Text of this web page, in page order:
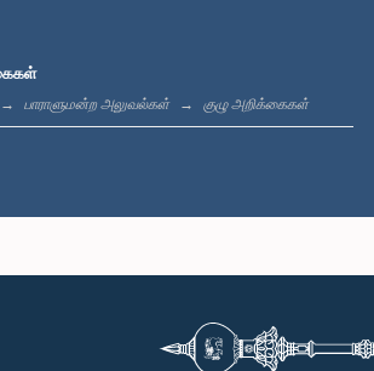
பாராளுமன்ற அலுவல்கள் குழு அறிக்கைகள்